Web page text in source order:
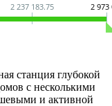
2 237 183.75 2 973
станция глубокой
с несколькими
и активной